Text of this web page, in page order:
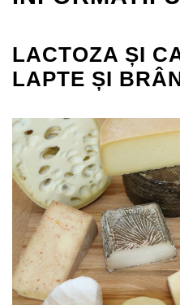
LACTOZA ȘI
LAPTE ȘI